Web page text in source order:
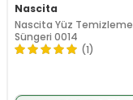
Nascita
Nascita Yüz Temizleme
Süngeri 0014
(1)